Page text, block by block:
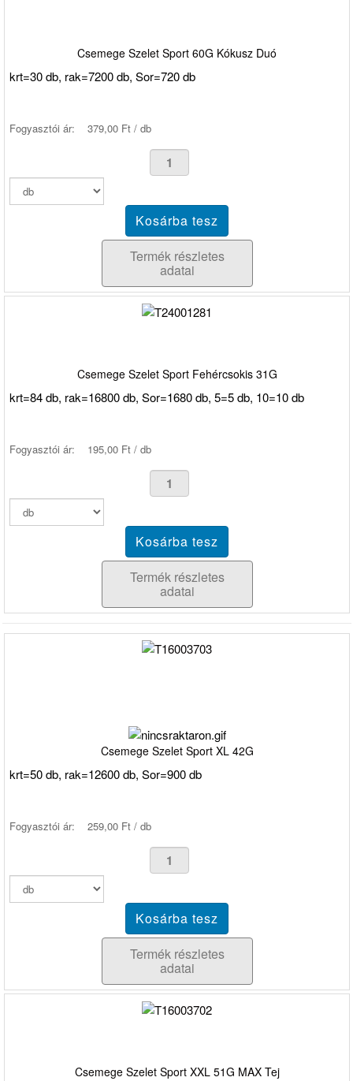
Csemege Szelet Sport 60G Kókusz Duó
krt=30 db, rak=7200 db, Sor=720 db
Fogyasztói ár: 379,00 Ft / db
Termék részletes
adatai
Csemege Szelet Sport Fehércsokis 31G
krt=84 db, rak=16800 db, Sor=1680 db, 5=5 db, 10=10 db
Fogyasztói ár: 195,00 Ft / db
Termék részletes
adatai
Csemege Szelet Sport XL 42G
krt=50 db, rak=12600 db, Sor=900 db
Fogyasztói ár: 259,00 Ft / db
Termék részletes
adatai
Csemege Szelet Sport XXL 51G MAX Tej